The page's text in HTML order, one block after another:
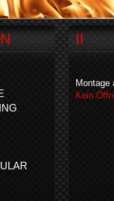
II
Montage
Kein